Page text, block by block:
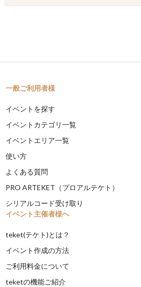
一般ご利用者様
イベントを探す
イベントカテゴリ一覧
イベントエリア一覧
使い方
よくある質問
PRO ARTEKET（プロアルテケト）
シリアルコード受け取り
イベント主催者様へ
teket(テケト)とは？
イベント作成の方法
ご利用料金について
teketの機能ご紹介